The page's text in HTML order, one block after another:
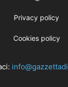
Privacy policy
Cookies policy